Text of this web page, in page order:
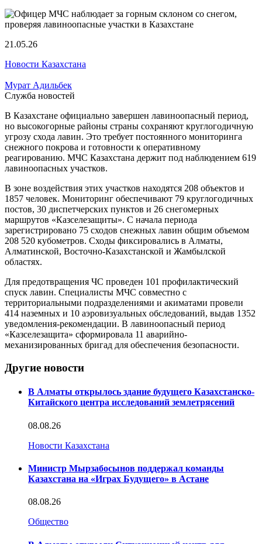
21.05.26
Новости Казахстана
Мурат Адильбек
Служба новостей
В Казахстане официально завершен лавиноопасный период,
но высокогорные районы страны сохраняют круглогодичную
угрозу схода лавин. Это требует постоянного мониторинга
снежного покрова и готовности к оперативному
реагированию. МЧС Казахстана держит под наблюдением 619
лавиноопасных участков.
В зоне воздействия этих участков находятся 208 объектов и
1857 человек. Мониторинг обеспечивают 79 круглогодичных
постов, 30 диспетчерских пунктов и 26 снегомерных
маршрутов «Казселезащиты». С начала периода
зарегистрировано 75 сходов снежных лавин общим объемом
208 520 кубометров. Сходы фиксировались в Алматы,
Алматинской, Восточно-Казахстанской и Жамбылской
областях.
Для предотвращения ЧС проведен 101 профилактический
спуск лавин. Специалисты МЧС совместно с
территориальными подразделениями и акиматами провели
414 наземных и 10 аэровизуальных обследований, выдав 1352
уведомления-рекомендации. В лавиноопасный период
«Казселезащита» сформировала 11 аварийно-
механизированных бригад для обеспечения безопасности.
Другие новости
В Алматы открылось здание будущего Казахстанско-
Китайского центра исследований землетрясений
08.08.26
Новости Казахстана
Министр Мырзабосынов поддержал команды
Казахстана на «Играх Будущего» в Астане
08.08.26
Общество